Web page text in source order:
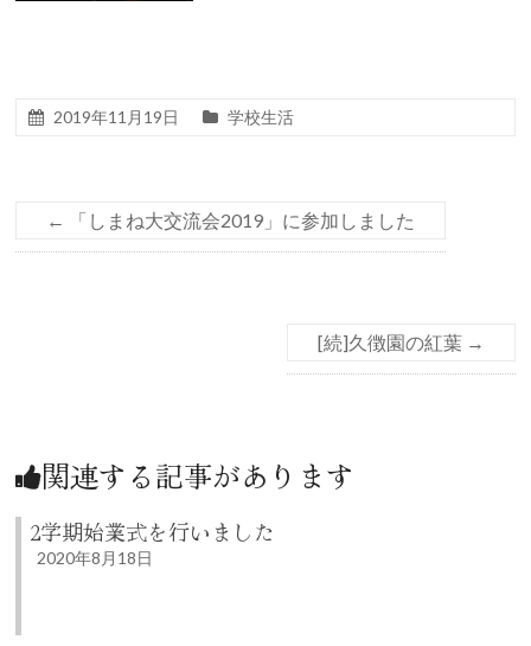
2019年11月19日 学校生活
← 「しまね大交流会2019」に参加しました
[続]久徴園の紅葉 →
関連する記事があります
2学期始業式を行いました
2020年8月18日